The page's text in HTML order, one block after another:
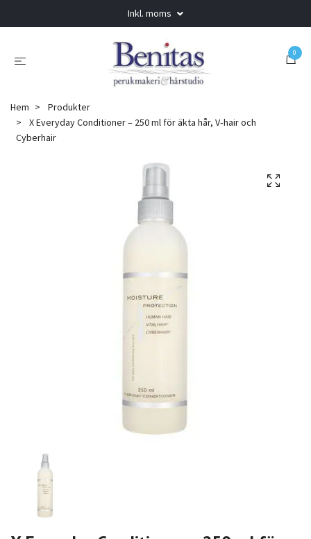
Inkl. moms
0
Hem
Produkter
X Everyday Conditioner – 250 ml för äkta hår, V‑hair och
Cyberhair